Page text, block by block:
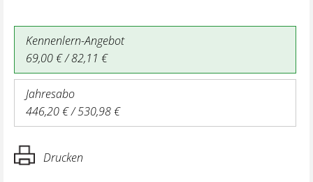
Kennenlern-Angebot
69,00 € / 82,11 €
Jahresabo
446,20 € / 530,98 €
Drucken